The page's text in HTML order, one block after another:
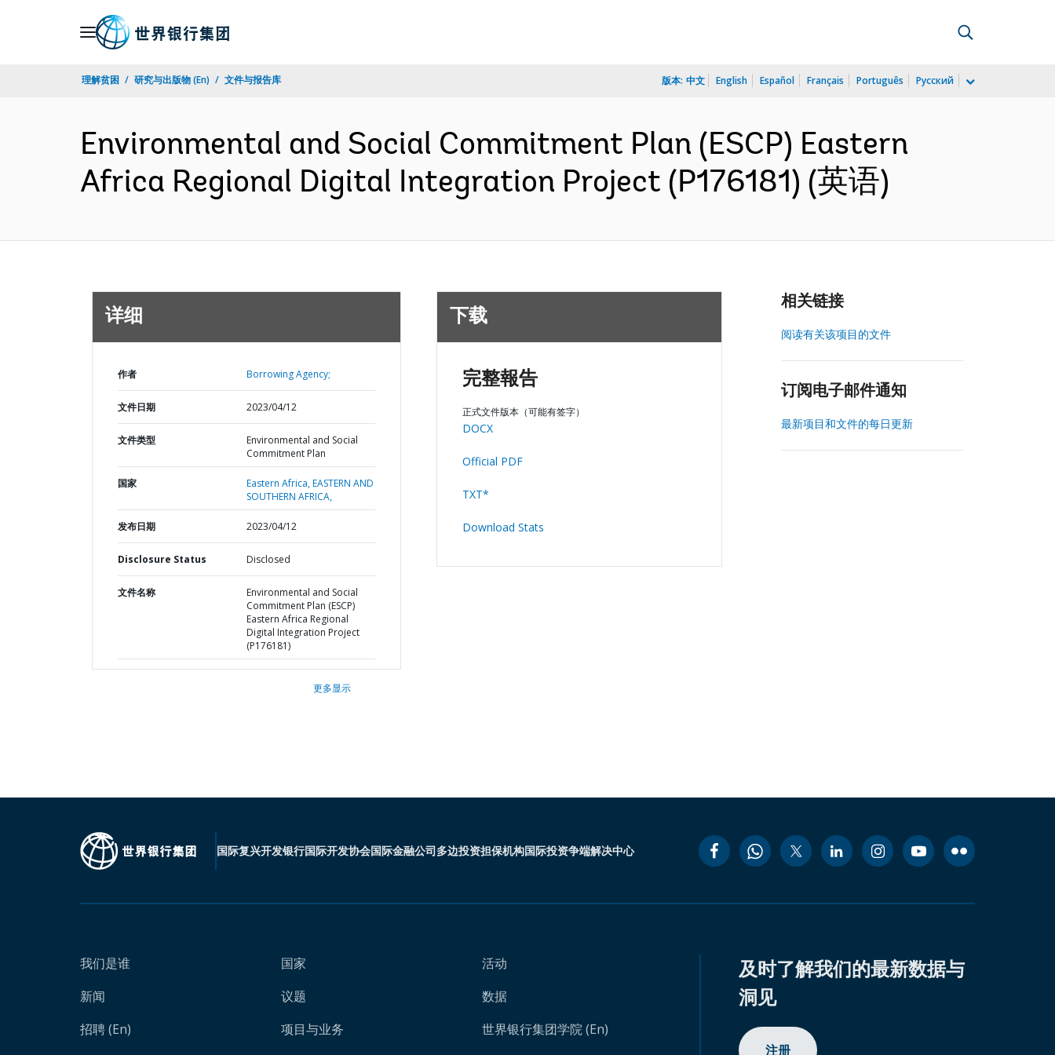
理解贫困 研究与出版物 (En) 文件与报告库 版本: 中文 English Español Français Português Русский
Environmental and Social Commitment Plan (ESCP) Eastern
Africa Regional Digital Integration Project (P176181) (英语)
详细
作者 Borrowing Agency;
文件日期 2023/04/12
文件类型
Environmental and Social
Commitment Plan
国家 Eastern Africa,EASTERN AND
SOUTHERN AFRICA,
发布日期 2023/04/12
Disclosure Status Disclosed
文件名称
Environmental and Social
Commitment Plan (ESCP)
Eastern Africa Regional
Digital Integration Project
(P176181)
更多显示
下载
完整報告
正式文件版本（可能有签字）
DOCX
Official PDF
TXT*
Download Stats
相关链接
阅读有关该项目的文件
订阅电子邮件通知
最新项目和文件的每日更新
国际复兴开发银行国际开发协会国际金融公司多边投资担保机构国际投资争端解决中心
我们是谁
新闻
招聘 (En)
国家
议题
项目与业务
活动
数据
世界银行集团学院 (En)
及时了解我们的最新数据与
洞见
注册